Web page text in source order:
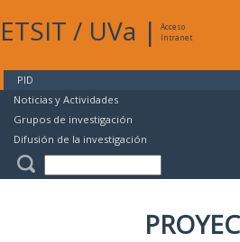
ETSIT / UVa |
Acceso
Intranet
PID
Noticias y Actividades
Grupos de investigación
Difusión de la investigación